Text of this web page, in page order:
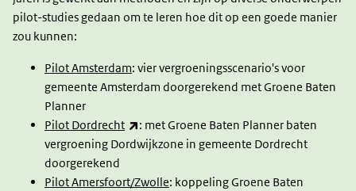
pilot-studies gedaan om te leren hoe dit op een goede manier
zou kunnen:
Pilot Amsterdam: vier vergroeningsscenario's voor
gemeente Amsterdam doorgerekend met Groene Baten
Planner
Pilot Dordrecht
(link is external)
: met Groene Baten Planner baten
vergroening Dordwijkzone in gemeente Dordrecht
doorgerekend
Pilot Amersfoort/Zwolle: koppeling Groene Baten